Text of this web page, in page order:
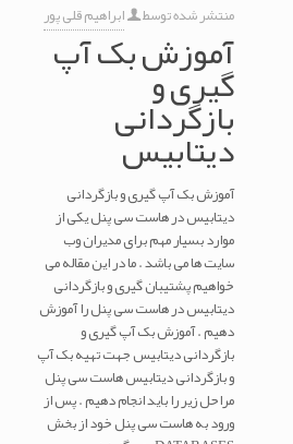
منتشر شده توسط ابراهیم قلی پور
آموزش بک آپ
گیری و
بازگردانی
دیتابیس
آموزش بک آپ گیری و بازگردانی
دیتابیس در هاست سی پنل یکی از
موارد بسیار مهم برای مدیران وب
سایت ها می باشد . ما در این مقاله می
خواهیم پشتیبان گیری و بازگردانی
دیتابیس در هاست سی پنل را آموزش
دهیم . آموزش بک آپ گیری و
بازگردانی دیتابیس جهت تهیه بک آپ
و بازگردانی دیتابیس هاست سی پنل
مراحل زیر را باید انجام دهیم . پس از
ورود به هاست سی پنل خود از بخش